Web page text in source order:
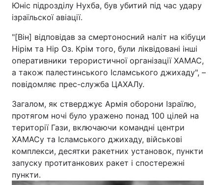
Юніс підрозділу Нухба, був убитий під час удару
ізраїльскої авіації.
"[Він] відповідав за смертоносний наліт на кібуци
Нірім та Нір Оз. Крім того, були ліквідовані інші
оперативники терористичної організації ХАМАС,
а також палестинського Ісламського джихаду", –
повідомляє прес-служба ЦАХАЛу.
Загалом, як стверджує Армія оборони Ізраїлю,
протягом ночі було уражено понад 100 цілей на
території Гази, включаючи командні центри
ХАМАСу та Ісламського джихаду, військові
комплекси, десятки ракетних установок, пункти
запуску протитанкових ракет і спостережні
пункти.